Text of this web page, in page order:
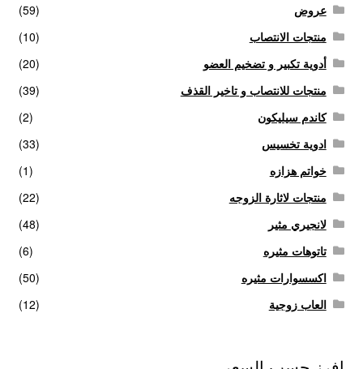
عروض
(59)
منتجات الانتصاب
(10)
أدوية تكبير و تضخيم العضو
(20)
منتجات للانتصاب و تاخير القذف
(39)
كاندم سيليكون
(2)
ادوية تخسيس
(33)
خواتم هزازه
(1)
منتجات لاثارة الزوجه
(22)
لانجيري مثير
(48)
تاتوهات مثيره
(6)
اكسسوارات مثيره
(50)
العاب زوجية
(12)